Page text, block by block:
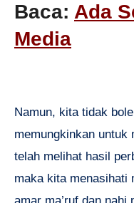
Baca: Ada
Media
Namun, kita tidak
memungkinkan untuk
telah melihat hasil
maka kita menasihati